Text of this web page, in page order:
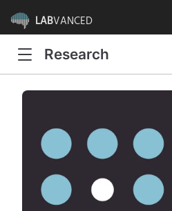
LABVANCED
Research